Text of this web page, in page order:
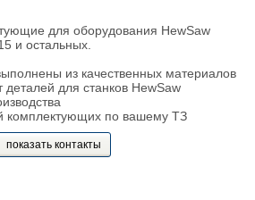
для оборудования HewSaw
и остальных.
из качественных материалов
для станков HewSaw
комплектующих по вашему ТЗ
показать контакты